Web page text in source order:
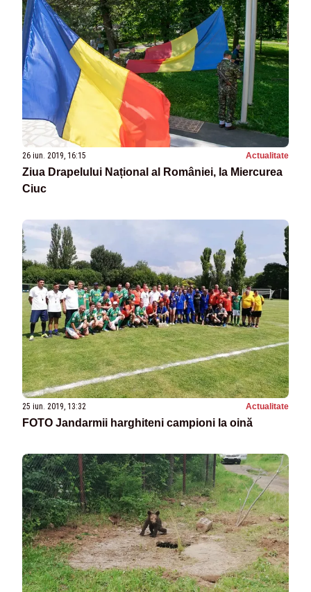
26 iun. 2019, 16:15 Actualitate
Ziua Drapelului Național al României, la Miercurea
Ciuc
25 iun. 2019, 13:32 Actualitate
FOTO Jandarmii harghiteni campioni la oină